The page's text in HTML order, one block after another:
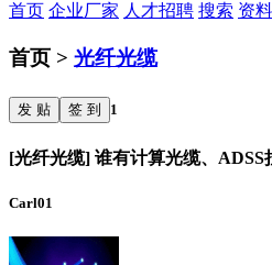
首页 企业厂家 人才招聘 搜索 资
首页 > 光纤光缆
发 贴 签 到 1
[光纤光缆] 谁有计算光缆、
Carl01